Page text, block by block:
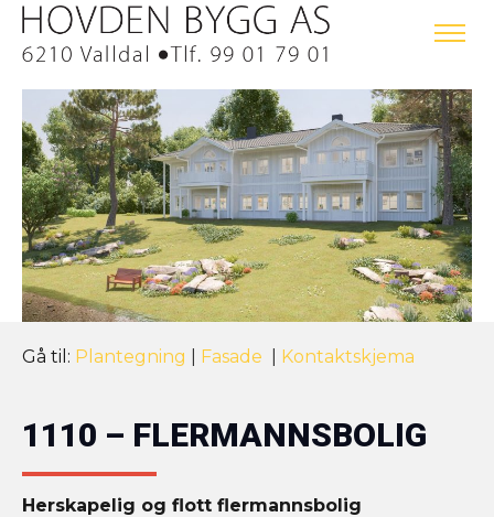
Gå til: Plantegning Fasade Kontaktskjema
1110 – FLERMANNSBOLIG
Herskapelig og flott flermannsbolig